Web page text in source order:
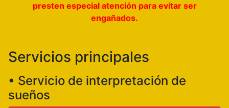
presten especial atención para evitar ser
engañados.
Servicios principales
• Servicio de interpretación de
sueños